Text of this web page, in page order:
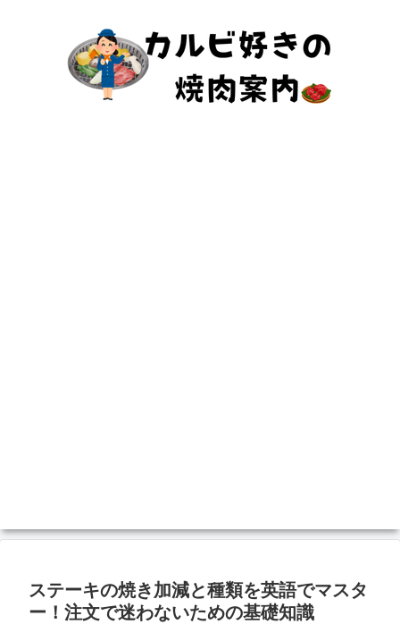
ステーキの焼き加減と種類を英語でマスタ
ー！注文で迷わないための基礎知識